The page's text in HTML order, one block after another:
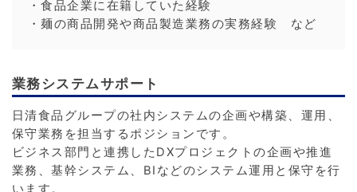
・食品企業に在籍していた経験
・麺の商品開発や商品製造業務の実務経験 など
業務システムサポート
日清食品グループの社内システムの企画や構築、運用、
保守業務を担当するポジションです。
ビジネス部門と連携したDXプロジェクトの企画や推進
業務、基幹システム、BIなどのシステム運用と保守を行
います。